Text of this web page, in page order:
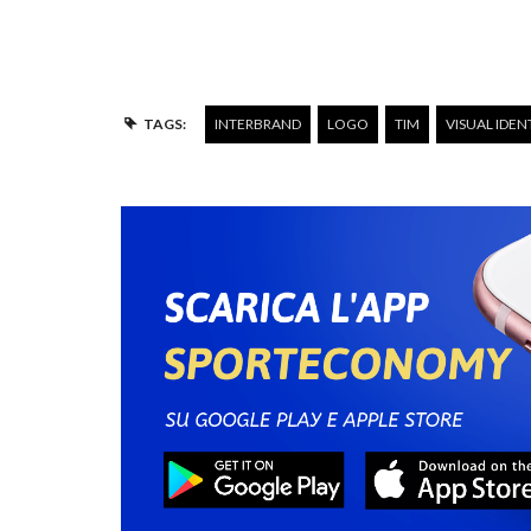
TAGS: INTERBRAND LOGO TIM VISUAL